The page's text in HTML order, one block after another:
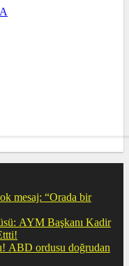
mesaj: “Orada bir
AYM Başkanı Kadir